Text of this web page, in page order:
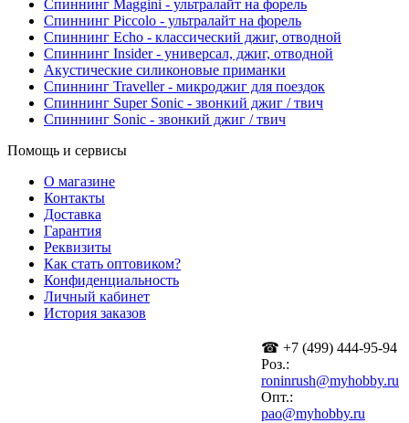
Спиннинг Maggini - ультралайт на форель
Спиннинг Piccolo - ультралайт на форель
Спиннинг Echo - классический джиг, отводной
Спиннинг Insider - универсал, джиг, отводной
Акустические силиконовые приманки
Спиннинг Traveller - микроджиг для поездок
Спиннинг Super Sonic - звонкий джиг / твич
Спиннинг Sonic - звонкий джиг / твич
Помощь и сервисы
О магазине
Контакты
Доставка
Гарантия
Реквизиты
Как стать оптовиком?
Конфиденциальность
Личный кабинет
История заказов
☎ +7 (499) 444-95-94
Роз.:
roninrush@myhobby.ru
Опт.:
pao@myhobby.ru